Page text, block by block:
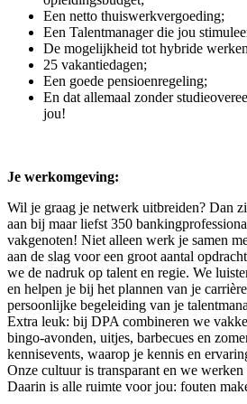
Een netto thuiswerkvergoeding;
Een Talentmanager die jou
De mogelijkheid tot hybride
25 vakantiedagen;
Een goede pensioenregeling;
En dat allemaal zonder
jou!
Je werkomgeving:
Wil je graag je netwerk uitbreiden? Dan
aan bij maar liefst 350
vakgenoten! Niet alleen werk je samen
aan de slag voor een groot aantal
we de nadruk op talent en regie. We
en helpen je bij het plannen van je
persoonlijke begeleiding van je
Extra leuk: bij DPA combineren we
bingo-avonden, uitjes, barbecues en
kennisevents, waarop je kennis en
Onze cultuur is transparant en we
Daarin is alle ruimte voor jou: fouten